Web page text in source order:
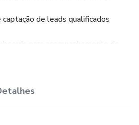
captação de leads qualificados
para acompanhamento de
extras online